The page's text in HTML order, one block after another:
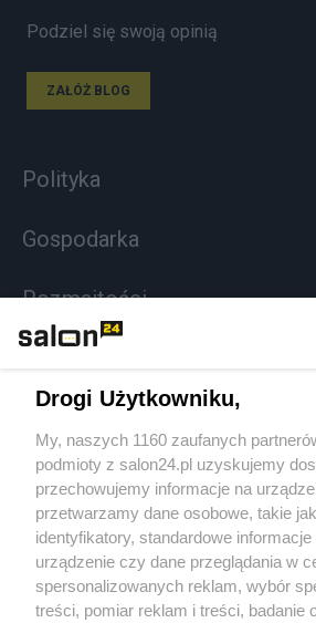
Podziel się swoją opinią
ZAŁÓŻ BLOG
Polityka
Gospodarka
Rozmaitości
Sport
Społeczeństwo
Kultura
Drogi Użytkowniku,
My, naszych 1160 zaufanych
podmioty z salon24.pl uzyskujemy
przechowujemy informacje na
przetwarzamy dane osobowe, takie
identyfikatory, standardowe informacje
urządzenie czy dane przeglądania w
spersonalizowanych reklam, wybór
treści, pomiar reklam i treści, badanie